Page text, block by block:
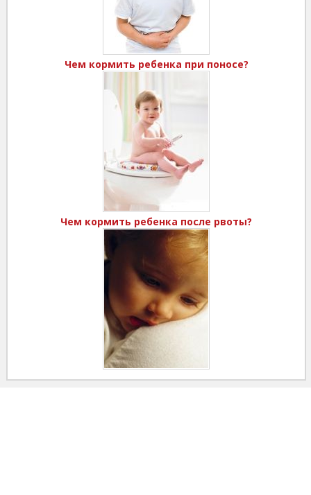
Чем кормить ребенка при поносе?
Чем кормить ребенка после рвоты?